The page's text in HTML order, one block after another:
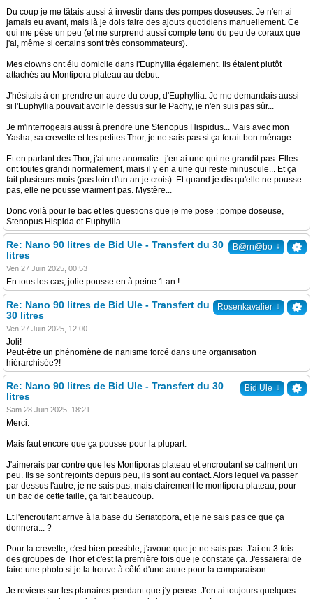
Du coup je me tâtais aussi à investir dans des pompes doseuses. Je n'en ai
jamais eu avant, mais là je dois faire des ajouts quotidiens manuellement. Ce
qui me pèse un peu (et me surprend aussi compte tenu du peu de coraux que
j'ai, même si certains sont très consommateurs).
Mes clowns ont élu domicile dans l'Euphyllia également. Ils étaient plutôt
attachés au Montipora plateau au début.
J'hésitais à en prendre un autre du coup, d'Euphyllia. Je me demandais aussi
si l'Euphyllia pouvait avoir le dessus sur le Pachy, je n'en suis pas sûr...
Je m'interrogeais aussi à prendre une Stenopus Hispidus... Mais avec mon
Yasha, sa crevette et les petites Thor, je ne sais pas si ça ferait bon ménage.
Et en parlant des Thor, j'ai une anomalie : j'en ai une qui ne grandit pas. Elles
ont toutes grandi normalement, mais il y en a une qui reste minuscule... Et ça
fait plusieurs mois (pas loin d'un an je crois). Et quand je dis qu'elle ne pousse
pas, elle ne pousse vraiment pas. Mystère...
Donc voilà pour le bac et les questions que je me pose : pompe doseuse,
Stenopus Hispida et Euphyllia.
B@rn@bo ↓
Re: Nano 90 litres de Bid Ule - Transfert du 30
litres
Ven 27 Juin 2025, 00:53
En tous les cas, jolie pousse en à peine 1 an !
Rosenkavalier ↓
Re: Nano 90 litres de Bid Ule - Transfert du
30 litres
Ven 27 Juin 2025, 12:00
Joli!
Peut-être un phénomène de nanisme forcé dans une organisation
hiérarchisée?!
Bid Ule ↓
Re: Nano 90 litres de Bid Ule - Transfert du 30
litres
Sam 28 Juin 2025, 18:21
Merci.
Mais faut encore que ça pousse pour la plupart.
J'aimerais par contre que les Montiporas plateau et encroutant se calment un
peu. Ils se sont rejoints depuis peu, ils sont au contact. Alors lequel va passer
par dessus l'autre, je ne sais pas, mais clairement le montipora plateau, pour
un bac de cette taille, ça fait beaucoup.
Et l'encroutant arrive à la base du Seriatopora, et je ne sais pas ce que ça
donnera... ?
Pour la crevette, c'est bien possible, j'avoue que je ne sais pas. J'ai eu 3 fois
des groupes de Thor et c'est la première fois que je constate ça. J'essaierai de
faire une photo si je la trouve à côté d'une autre pour la comparaison.
Je reviens sur les planaires pendant que j'y pense. J'en ai toujours quelques